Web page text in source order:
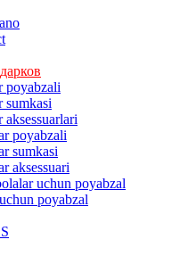
poyabzali
sumkasi
aksessuarlari
poyabzali
sumkasi
aksessuari
uchun poyabzal
poyabzal